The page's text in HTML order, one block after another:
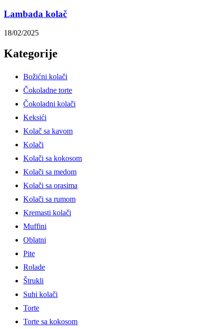
Lambada kolač
18/02/2025
Kategorije
Božićni kolači
Čokoladne torte
Čokoladni kolači
Keksići
Kolač sa kavom
Kolači
Kolači sa kokosom
Kolači sa medom
Kolači sa orasima
Kolači sa rumom
Kremasti kolači
Muffini
Oblatni
Pite
Rolade
Štrukli
Suhi kolači
Torte
Torte sa kokosom